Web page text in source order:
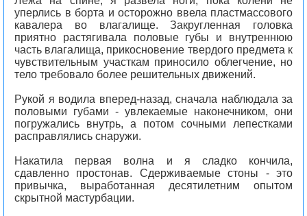
уперлись в борта и осторожно ввела пластмассового
кавалера во влагалище. Закругленная головка
приятно растягивала половые губы и внутреннюю
часть влагалища, прикосновение твердого предмета к
чувствительным участкам приносило облегчение, но
тело требовало более решительных движений.
Рукой я водила вперед-назад, сначала наблюдала за
половыми губами - увлекаемые наконечником, они
погружались внутрь, а потом сочными лепестками
расправлялись снаружи.
Накатила первая волна и я сладко кончила,
сдавленно простонав. Сдерживаемые стоны - это
привычка, выработанная десятилетним опытом
скрытной мастурбации.